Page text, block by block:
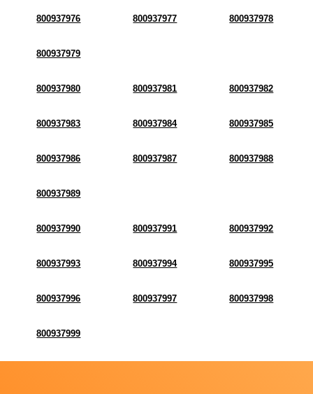
800937976 800937977 800937978
800937979
800937980 800937981 800937982
800937983 800937984 800937985
800937986 800937987 800937988
800937989
800937990 800937991 800937992
800937993 800937994 800937995
800937996 800937997 800937998
800937999